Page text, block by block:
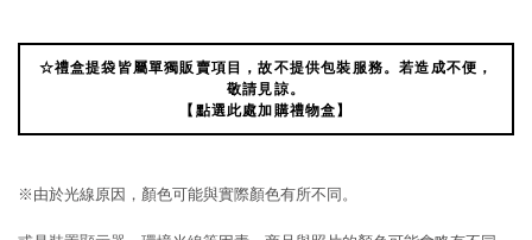
☆禮盒提袋皆屬單獨販賣項目，故不提供包裝服務。若造成不便，
敬請見諒。
【點選此處加購禮物盒】
※由於光線原因，顏色可能與實際顏色有所不同。